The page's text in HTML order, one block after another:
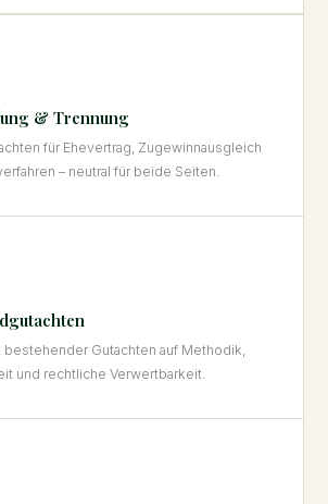
& Trennung
für Ehevertrag, Zugewinnausgleich
– neutral für beide Seiten.
bestehender Gutachten auf Methodik,
und rechtliche Verwertbarkeit.